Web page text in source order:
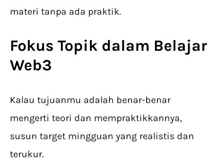
materi tanpa ada praktik.
Fokus Topik dalam Belajar
Web3
Kalau tujuanmu adalah benar-benar
mengerti teori dan mempraktikkannya,
susun target mingguan yang realistis dan
terukur.